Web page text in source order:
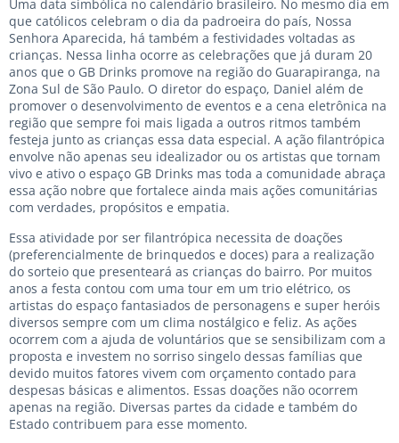
Uma data simbólica no calendário brasileiro. No mesmo dia em
que católicos celebram o dia da padroeira do país, Nossa
Senhora Aparecida, há também a festividades voltadas as
crianças. Nessa linha ocorre as celebrações que já duram 20
anos que o GB Drinks promove na região do Guarapiranga, na
Zona Sul de São Paulo. O diretor do espaço, Daniel além de
promover o desenvolvimento de eventos e a cena eletrônica na
região que sempre foi mais ligada a outros ritmos também
festeja junto as crianças essa data especial. A ação filantrópica
envolve não apenas seu idealizador ou os artistas que tornam
vivo e ativo o espaço GB Drinks mas toda a comunidade abraça
essa ação nobre que fortalece ainda mais ações comunitárias
com verdades, propósitos e empatia.
Essa atividade por ser filantrópica necessita de doações
(preferencialmente de brinquedos e doces) para a realização
do sorteio que presenteará as crianças do bairro. Por muitos
anos a festa contou com uma tour em um trio elétrico, os
artistas do espaço fantasiados de personagens e super heróis
diversos sempre com um clima nostálgico e feliz. As ações
ocorrem com a ajuda de voluntários que se sensibilizam com a
proposta e investem no sorriso singelo dessas famílias que
devido muitos fatores vivem com orçamento contado para
despesas básicas e alimentos. Essas doações não ocorrem
apenas na região. Diversas partes da cidade e também do
Estado contribuem para esse momento.